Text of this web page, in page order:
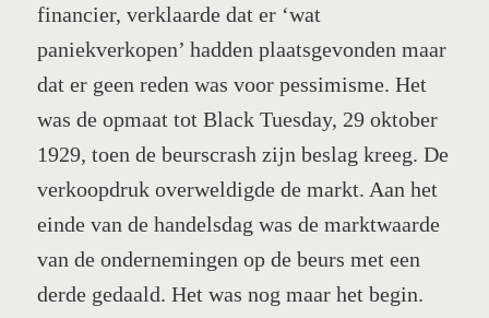
financier, verklaarde dat er ‘wat
paniekverkopen’ hadden plaatsgevonden maar
dat er geen reden was voor pessimisme. Het
was de opmaat tot Black Tuesday, 29 oktober
1929, toen de beurscrash zijn beslag kreeg. De
verkoopdruk overweldigde de markt. Aan het
einde van de handelsdag was de marktwaarde
van de ondernemingen op de beurs met een
derde gedaald. Het was nog maar het begin.